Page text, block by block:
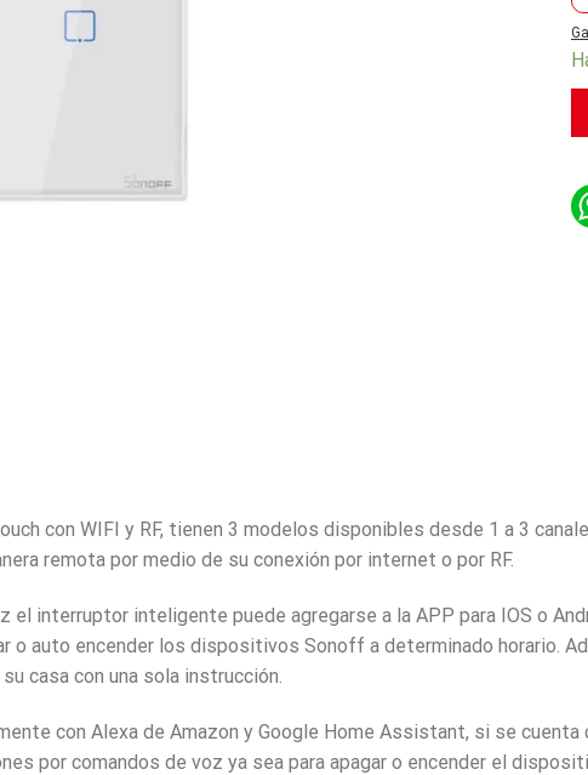
con WIFI y RF, tienen 3 modelos disponibles desde 1 a 3
remota por medio de su conexión por internet o por RF.
el interruptor inteligente puede agregarse a la APP para IOS o
o auto encender los dispositivos Sonoff a determinado horario.
casa con una sola instrucción.
con Alexa de Amazon y Google Home Assistant, si se
por comandos de voz ya sea para apagar o encender el